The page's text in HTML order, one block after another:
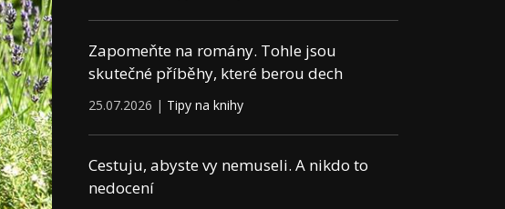
Zapomeňte na romány. Tohle jsou
skutečné příběhy, které berou dech
25.07.2026 | Tipy na knihy
Cestuju, abyste vy nemuseli. A nikdo to
nedocení